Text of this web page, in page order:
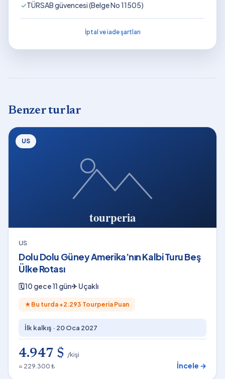
✓TÜRSAB güvencesi (Belge No 11505)
İptal ve iade şartları
Benzer turlar
US
US
Dolu Dolu Güney Amerika’nın Kalbi Turu Beş
Ülke Rotası
🗓10 gece 11 gün✈Uçaklı
★ Bu turda +2.293 Tourperia Puan
İlk kalkış · 20 Oca 2027
4.947 $ /kişi
≈ 229.300 ₺
İncele →